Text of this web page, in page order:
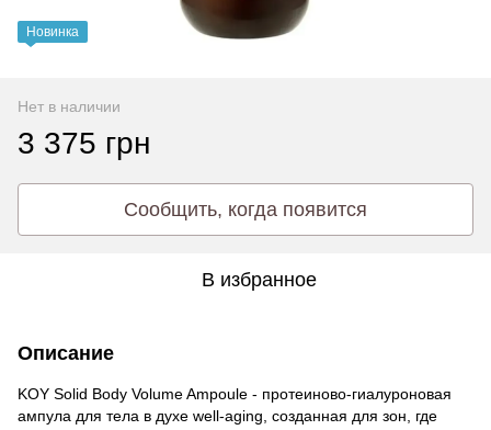
Новинка
Нет в наличии
3 375 грн
Сообщить, когда появится
В избранное
Описание
KOY Solid Body Volume Ampoule - протеиново-гиалуроновая
ампула для тела в духе well-aging, созданная для зон, где